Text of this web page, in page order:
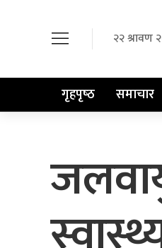
२२ श्रावण
गृहपृष्‍ठ समाचार